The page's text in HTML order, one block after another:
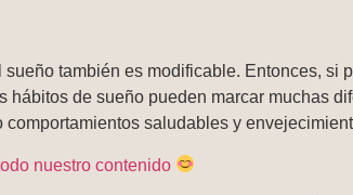
sueño también es modificable. Entonces,
de sueño pueden marcar muchas
saludables y
nuestro contenido